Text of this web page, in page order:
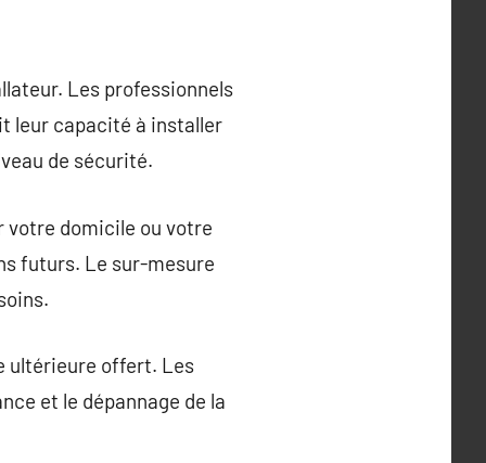
Les professionnels
leur capacité à installer
de sécurité.
votre domicile ou votre
futurs. Le sur-mesure
ultérieure offert. Les
et le dépannage de la